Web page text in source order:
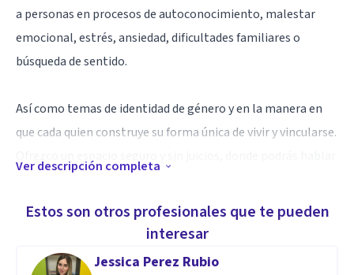
a personas en procesos de autoconocimiento, malestar
emocional, estrés, ansiedad, dificultades familiares o
búsqueda de sentido.
Así como temas de identidad de género y en la manera en
que cada quien construye su forma única de vivir y vincularse.
con los demás.
Soy psicoterapeuta en psicoanálisis, con un diplomado en
Ver descripción completa
Estos son otros profesionales que te pueden
interesar
Jessica Perez Rubio